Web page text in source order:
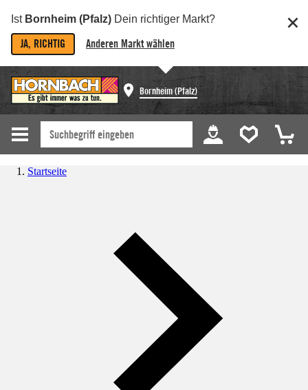
Ist Bornheim (Pfalz) Dein richtiger Markt?
JA, RICHTIG Anderen Markt wählen
Bornheim (Pfalz)
Startseite